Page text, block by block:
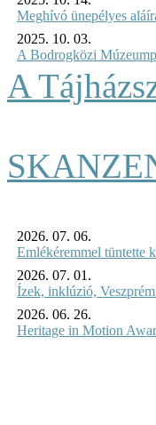
Meghívó ünepélyes
2025. 10. 03.
A Bodrogközi
A
2026. 07. 06.
Emlékéremmel tüntette
2026. 07. 01.
Ízek, inklúzió,
2026. 06. 26.
Heritage in Motion